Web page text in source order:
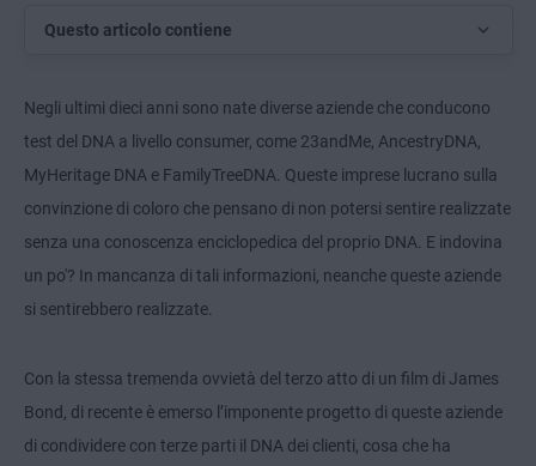
Questo articolo contiene
Negli ultimi dieci anni sono nate diverse aziende che conducono
test del DNA a livello consumer, come 23andMe, AncestryDNA,
MyHeritage DNA e FamilyTreeDNA. Queste imprese lucrano sulla
convinzione di coloro che pensano di non potersi sentire realizzate
senza una conoscenza enciclopedica del proprio DNA. E indovina
un po'? In mancanza di tali informazioni, neanche queste aziende
si sentirebbero realizzate.
Con la stessa tremenda ovvietà del terzo atto di un film di James
Bond, di recente è emerso l’imponente progetto di queste aziende
di condividere con terze parti il DNA dei clienti, cosa che ha